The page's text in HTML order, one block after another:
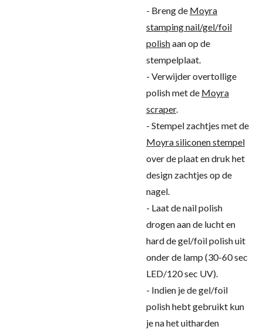
- Breng de Moyra
stamping nail/gel/foil
polishaan op de
stempelplaat.
- Verwijder overtollige
polish met de Moyra
scraper.
- Stempel zachtjes met de
Moyra siliconen stempel
over de plaat en druk het
design zachtjes op de
nagel.
- Laat de nail polish
drogen aan de lucht en
hard de gel/foil polish uit
onder de lamp (30-60 sec
LED/120 sec UV).
- Indien je de gel/foil
polish hebt gebruikt kun
je na het uitharden